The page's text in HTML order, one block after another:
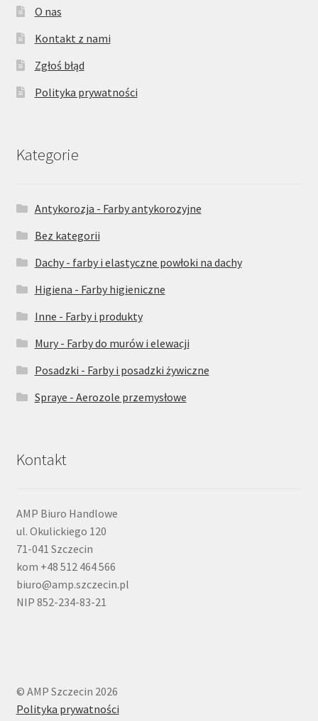
O nas
Kontakt z nami
Zgłoś błąd
Polityka prywatności
Kategorie
Antykorozja - Farby antykorozyjne
Bez kategorii
Dachy - farby i elastyczne powłoki na dachy
Higiena - Farby higieniczne
Inne - Farby i produkty
Mury - Farby do murów i elewacji
Posadzki - Farby i posadzki żywiczne
Spraye - Aerozole przemysłowe
Kontakt
AMP Biuro Handlowe
ul. Okulickiego 120
71-041 Szczecin
kom +48 512 464 566
biuro@amp.szczecin.pl
NIP 852-234-83-21
© AMP Szczecin 2026
Polityka prywatności